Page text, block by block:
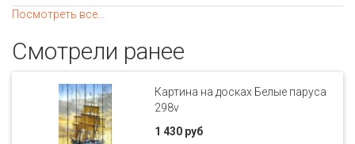
Посмотреть все...
Смотрели ранее
Картина на досках Белые паруса
298v
1 430 руб